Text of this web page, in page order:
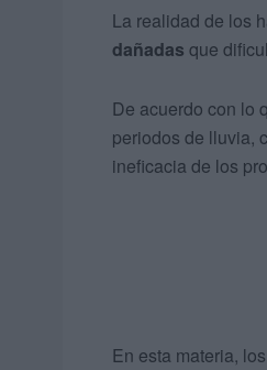
La realidad de los
dañadas que
De acuerdo con lo
periodos de lluvia,
ineficacia de los
En esta materia,